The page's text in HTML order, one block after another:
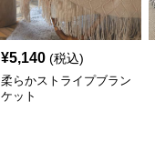
¥5,140 (税込)
柔らかストライプブラン
ケット